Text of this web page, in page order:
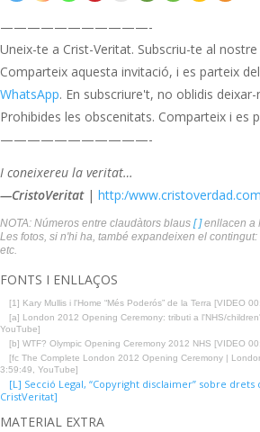
———————————-
Uneix-te a Crist-Veritat. Subscriu-te al
Comparteix aquesta invitació, i es parteix
WhatsApp. En subscriure't, no oblidis
Prohibides les obscenitats. Comparteix i es
———————————-
I coneixereu la veritat…
—CristoVeritat | http:/www.cristoverdad.com
NOTA: Números entre claudàtors blaus [ ]enllacen a
Les fotos, si n'hi ha, també expandeixen el
etc.
FONTS I ENLLAÇOS
[1] Kary Mullis i l'Home “Més Poderós” de la Terra [VIDEO
[a] London 2012 Opening Ceremony: tributi a l'NHS/
YouTube]
[b] WTF? Olympic Opening Ceremony 2012 NHS [VIDEO
[fc The Complete London 2012 Opening Ceremony |
3:59:49, YouTube]
[L] Secció Legal, “Copyright disclaimer” sobre drets
CristVeritat]
MATERIAL EXTRA